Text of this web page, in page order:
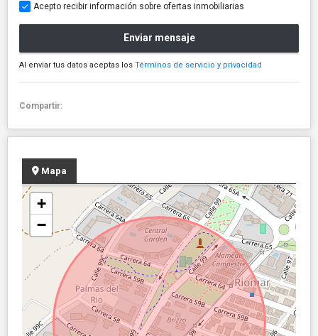
Acepto recibir información sobre ofertas inmobiliarias
Enviar mensaje
Al enviar tus datos aceptas los Términos de servicio y privacidad
Compartir:
Mapa
+
−